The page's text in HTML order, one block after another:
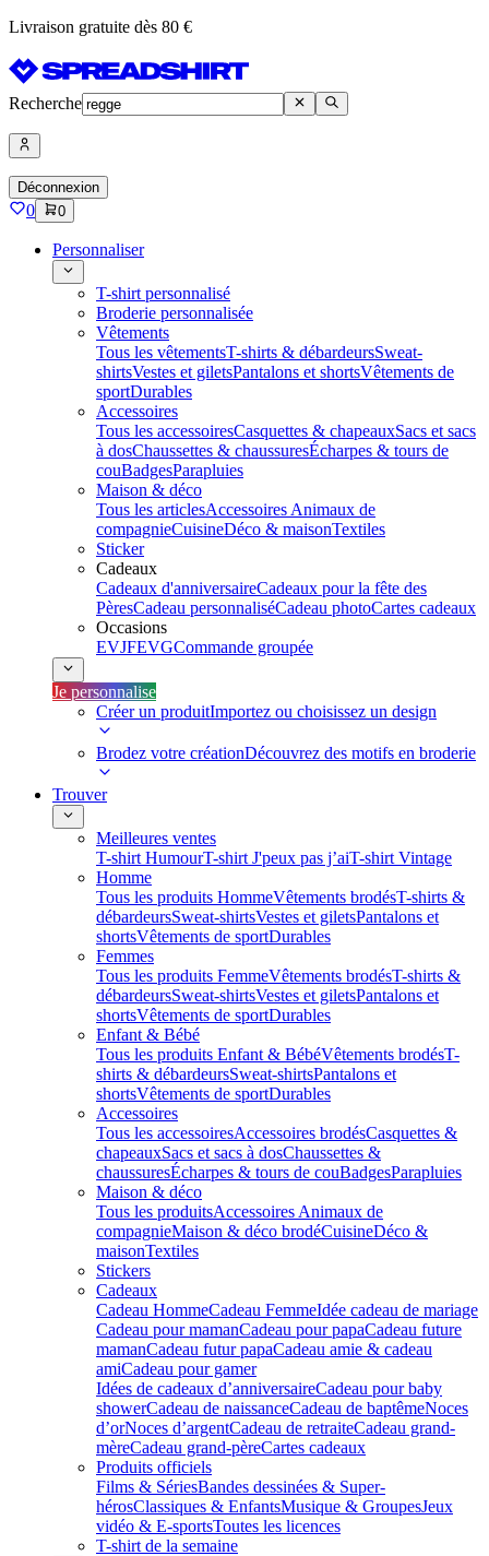
Livraison gratuite dès 80 €
Recherche
Déconnexion
0 0
Personnaliser
T-shirt personnalisé
Broderie personnalisée
Vêtements
Tous les vêtementsT-shirts & débardeursSweat-
shirtsVestes et giletsPantalons et shortsVêtements de
sportDurables
Accessoires
Tous les accessoiresCasquettes & chapeauxSacs et sacs
à dosChaussettes & chaussuresÉcharpes & tours de
couBadgesParapluies
Maison & déco
Tous les articlesAccessoires Animaux de
compagnieCuisineDéco & maisonTextiles
Sticker
Cadeaux
Cadeaux d'anniversaireCadeaux pour la fête des
PèresCadeau personnaliséCadeau photoCartes cadeaux
Occasions
EVJFEVGCommande groupée
Je personnalise
Créer un produitImportez ou choisissez un design
Brodez votre créationDécouvrez des motifs en broderie
Trouver
Meilleures ventes
T-shirt HumourT-shirt J'peux pas j’aiT-shirt Vintage
Homme
Tous les produits HommeVêtements brodésT-shirts &
débardeursSweat-shirtsVestes et giletsPantalons et
shortsVêtements de sportDurables
Femmes
Tous les produits FemmeVêtements brodésT-shirts &
débardeursSweat-shirtsVestes et giletsPantalons et
shortsVêtements de sportDurables
Enfant & Bébé
Tous les produits Enfant & BébéVêtements brodésT-
shirts & débardeursSweat-shirtsPantalons et
shortsVêtements de sportDurables
Accessoires
Tous les accessoiresAccessoires brodésCasquettes &
chapeauxSacs et sacs à dosChaussettes &
chaussuresÉcharpes & tours de couBadgesParapluies
Maison & déco
Tous les produitsAccessoires Animaux de
compagnieMaison & déco brodéCuisineDéco &
maisonTextiles
Stickers
Cadeaux
Cadeau HommeCadeau FemmeIdée cadeau de mariage​
Cadeau pour mamanCadeau pour papaCadeau future
mamanCadeau futur papaCadeau amie & cadeau
amiCadeau pour gamer
Idées de cadeaux d’anniversaireCadeau pour baby
showerCadeau de naissanceCadeau de baptêmeNoces
d’orNoces d’argentCadeau de retraiteCadeau grand-
mèreCadeau grand-pèreCartes cadeaux
Produits officiels
Films & SériesBandes dessinées & Super-
hérosClassiques & EnfantsMusique & GroupesJeux
vidéo & E-sportsToutes les licences
T-shirt de la semaine